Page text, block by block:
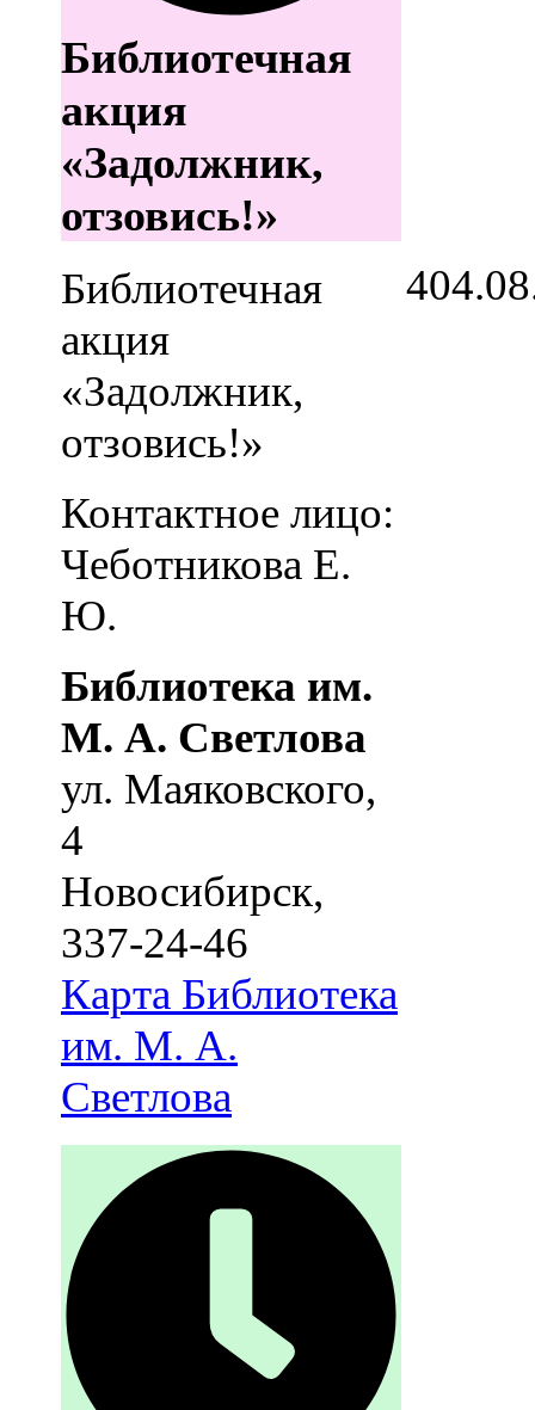
Библиотечная
акция
«Задолжник,
отзовись!»
Библиотечная
акция
«Задолжник,
отзовись!»
Контактное лицо:
Чеботникова Е.
Ю.
Библиотека им.
М. А. Светлова
ул. Маяковского,
4
Новосибирск,
337-24-46
Карта Библиотека
им. М. А.
Светлова
4